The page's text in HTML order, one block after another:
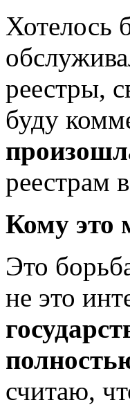
Хотелось
реестры,
буду
реестрам
Кому это
Это
не это
считаю,